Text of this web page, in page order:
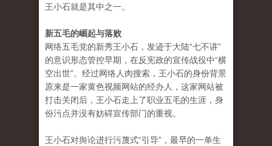
王小石就是其中之一。
新五毛的崛起与落败
网络五毛党的新秀王小石，发迹于大陆“七不讲”
的意识形态管控早期，在反宪政的宣传战役中“横
空出世”。经过网络人肉搜索，王小石的身份背景
原来是一家黄色视频网站的经办人，这家网站被
打击关闭后，王小石走上了职业五毛的生涯，身
份污点并没有妨碍宣传部门的重视。
王小石对舆论进行污蔑式“引导”，最早的一单生